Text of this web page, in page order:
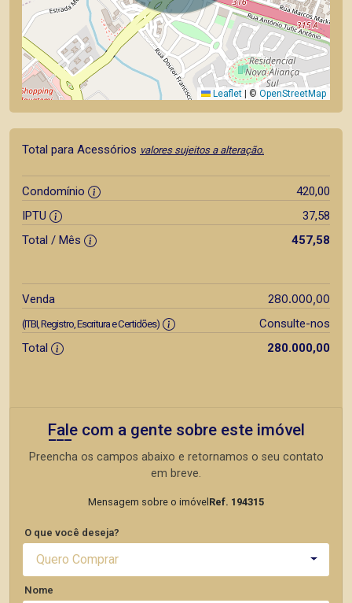
Leaflet | © OpenStreetMap
Total para Acessórios valores sujeitos a alteração.
Condomínio
420,00
IPTU
37,58
Total / Mês
457,58
Venda 280.000,00
(ITBI, Registro, Escritura e Certidões)
Consulte-nos
Total
280.000,00
Fale com a gente sobre este imóvel
Preencha os campos abaixo e retornamos o seu contato
em breve.
Mensagem sobre o imóvelRef. 194315
O que você deseja?
Quero Comprar
Nome